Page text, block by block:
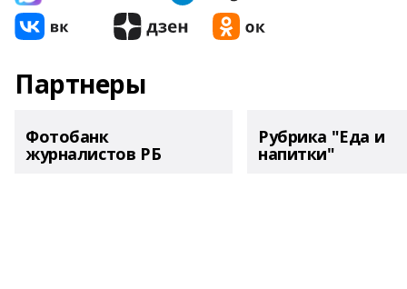
Партнеры
Фотобанк
журналистов РБ
Рубрика "Еда и
напитки"